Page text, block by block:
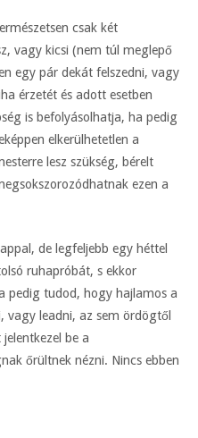
csak két
vagy kicsi (nem túl meglepő
egy pár dekát felszedni, vagy
érzetét és adott esetben
is befolyásolhatja, ha pedig
elkerülhetetlen a
lesz szükség, bérelt
ezen a
de legfeljebb egy héttel
ruhapróbát, s ekkor
pedig tudod, hogy hajlamos a
vagy leadni, az sem ördögtől
be a
őrültnek nézni. Nincs ebben